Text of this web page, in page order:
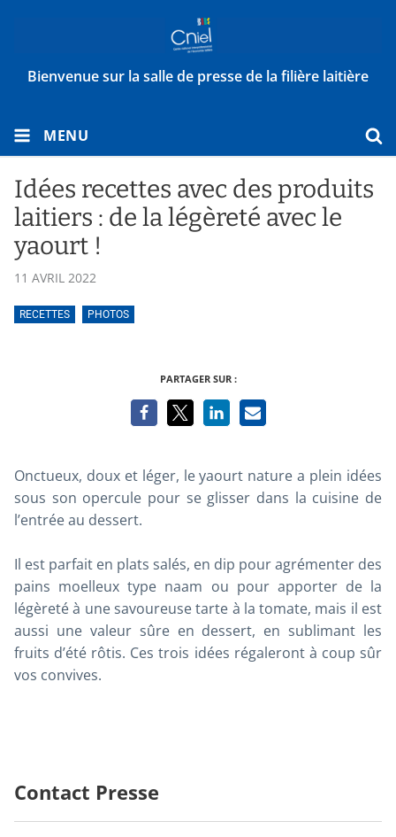
Bienvenue sur la salle de presse de la filière laitière
MENU
Idées recettes avec des produits
laitiers : de la légèreté avec le
yaourt !
11 AVRIL 2022
RECETTES PHOTOS
PARTAGER SUR :
Onctueux, doux et léger, le yaourt nature a plein idées
sous son opercule pour se glisser dans la cuisine de
l’entrée au dessert.
Il est parfait en plats salés, en dip pour agrémenter des
pains moelleux type naam ou pour apporter de la
légèreté à une savoureuse tarte à la tomate, mais il est
aussi une valeur sûre en dessert, en sublimant les
fruits d’été rôtis. Ces trois idées régaleront à coup sûr
vos convives.
Contact Presse